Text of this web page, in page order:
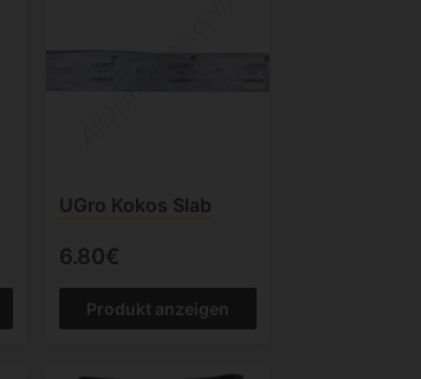
UGro Kokos Slab
6.80€
Produkt anzeigen